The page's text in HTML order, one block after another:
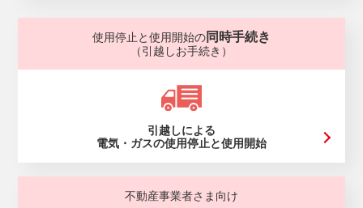
使用停止と使用開始の 同時手続き
（引越しお手続き）
引越しによる
電気・ガスの使用停止と使用開始
不動産事業者さま向け